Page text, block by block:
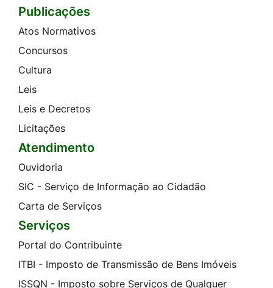
Publicações
Atos Normativos
Concursos
Cultura
Leis
Leis e Decretos
Licitações
Atendimento
Ouvidoria
SIC - Serviço de Informação ao Cidadão
Carta de Serviços
Serviços
Portal do Contribuinte
ITBI - Imposto de Transmissão de Bens Imóveis
ISSQN - Imposto sobre Serviços de Qualquer